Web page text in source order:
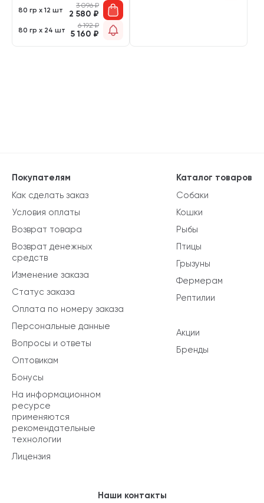
80 гр х 12 шт
3 096₽
2 580 ₽
80 гр х 24 шт
6 192₽
5 160 ₽
Каталог товаров
Собаки
Кошки
Рыбы
Птицы
Грызуны
Фермерам
Рептилии
Акции
Бренды
Покупателям
Как сделать заказ
Условия оплаты
Возврат товара
Возврат денежных
средств
Изменение заказа
Статус заказа
Оплата по номеру заказа
Персональные данные
Вопросы и ответы
Оптовикам
Бонусы
На информационном
ресурсе
применяются
рекомендательные
технологии
Лицензия
Наши контакты